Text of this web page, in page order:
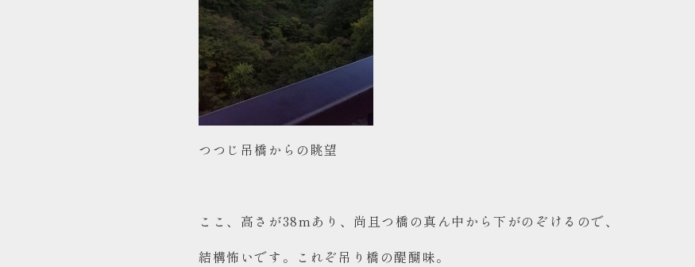
つつじ吊橋からの眺望
ここ、高さが38mあり、尚且つ橋の真ん中から下がのぞけるので、
結構怖いです。これぞ吊り橋の醍醐味。